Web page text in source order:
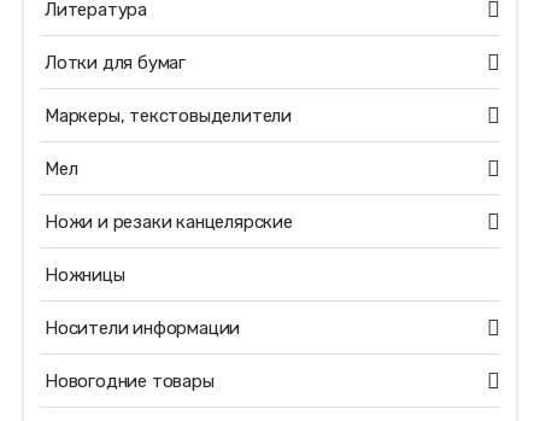
Литература
Лотки для бумаг
Маркеры, текстовыделители
Мел
Ножи и резаки канцелярские
Ножницы
Носители информации
Новогодние товары